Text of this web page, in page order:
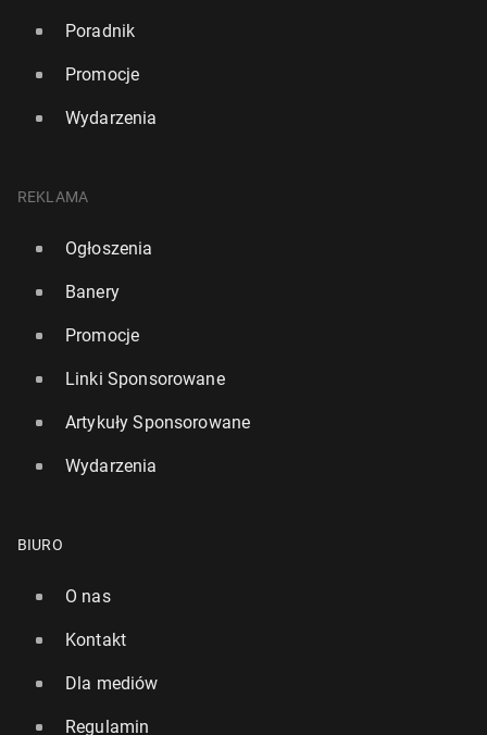
Poradnik
Promocje
Wydarzenia
REKLAMA
Ogłoszenia
Banery
Promocje
Linki Sponsorowane
Artykuły Sponsorowane
Wydarzenia
BIURO
O nas
Kontakt
Dla mediów
Regulamin